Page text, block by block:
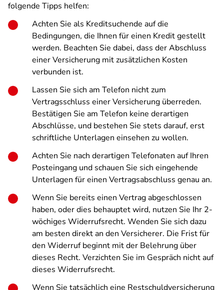
folgende Tipps helfen:
Achten Sie als Kreditsuchende auf die
Bedingungen, die Ihnen für einen Kredit gestellt
werden. Beachten Sie dabei, dass der Abschluss
einer Versicherung mit zusätzlichen Kosten
verbunden ist.
Lassen Sie sich am Telefon nicht zum
Vertragsschluss einer Versicherung überreden.
Bestätigen Sie am Telefon keine derartigen
Abschlüsse, und bestehen Sie stets darauf, erst
schriftliche Unterlagen einsehen zu wollen.
Achten Sie nach derartigen Telefonaten auf Ihren
Posteingang und schauen Sie sich eingehende
Unterlagen für einen Vertragsabschluss genau an.
Wenn Sie bereits einen Vertrag abgeschlossen
haben, oder dies behauptet wird, nutzen Sie Ihr 2-
wöchiges Widerrufsrecht. Wenden Sie sich dazu
am besten direkt an den Versicherer. Die Frist für
den Widerruf beginnt mit der Belehrung über
dieses Recht. Verzichten Sie im Gespräch nicht auf
dieses Widerrufsrecht.
Wenn Sie tatsächlich eine Restschuldversicherung